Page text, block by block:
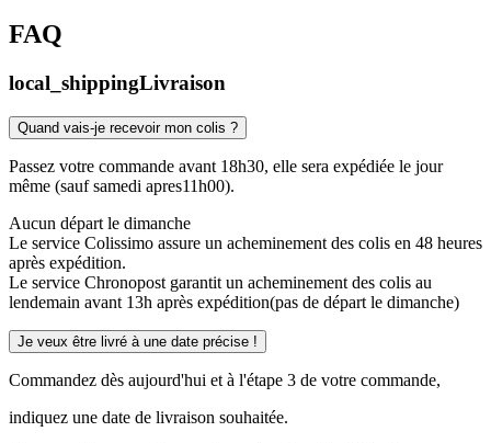
FAQ
local_shippingLivraison
Quand vais-je recevoir mon colis ?
Passez votre commande avant 18h30, elle sera expédiée le jour
même (sauf samedi apres11h00).
Aucun départ le dimanche
Le service Colissimo assure un acheminement des colis en 48 heures
après expédition.
Le service Chronopost garantit un acheminement des colis au
lendemain avant 13h après expédition(pas de départ le dimanche)
Je veux être livré à une date précise !
Commandez dès aujourd'hui et à l'étape 3 de votre commande,
indiquez une date de livraison souhaitée.